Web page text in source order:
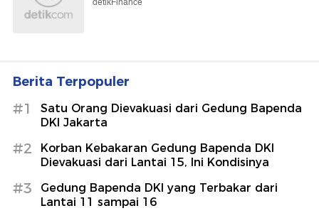
Berita Terpopuler
#1
Satu Orang Dievakuasi dari Gedung Bapenda
DKI Jakarta
#2
Korban Kebakaran Gedung Bapenda DKI
Dievakuasi dari Lantai 15, Ini Kondisinya
#3
Gedung Bapenda DKI yang Terbakar dari
Lantai 11 sampai 16